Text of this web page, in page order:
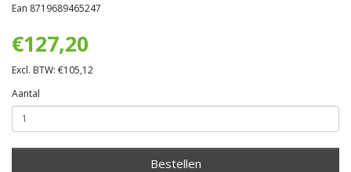
Ean 8719689465247
€127,20
Excl. BTW: €105,12
Aantal
Bestellen